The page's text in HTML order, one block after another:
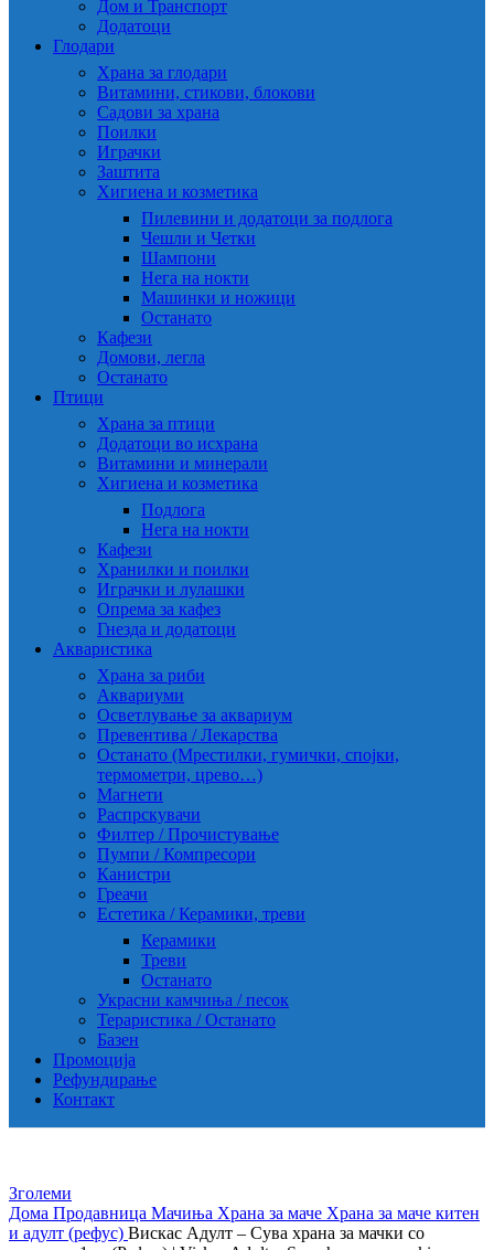
Дом и Транспорт
Додатоци
Глодари
Храна за глодари
Витамини, стикови, блокови
Садови за храна
Поилки
Играчки
Заштита
Хигиена и козметика
Пилевини и додатоци за подлога
Чешли и Четки
Шампони
Нега на нокти
Машинки и ножици
Останато
Кафези
Домови, легла
Останато
Птици
Храна за птици
Додатоци во исхрана
Витамини и минерали
Хигиена и козметика
Подлога
Нега на нокти
Кафези
Хранилки и поилки
Играчки и лулашки
Опрема за кафез
Гнезда и додатоци
Акваристика
Храна за риби
Аквариуми
Осветлување за аквариум
Превентива / Лекарства
Останато (Мрестилки, гумички, спојки,
термометри, црево…)
Магнети
Распрскувачи
Филтер / Прочистување
Пумпи / Компресори
Канистри
Греачи
Естетика / Керамики, треви
Керамики
Треви
Останато
Украсни камчиња / песок
Тераристика / Останато
Базен
Промоција
Рефундирање
Контакт
Зголеми
Дома Продавница Мачиња Храна за маче Храна за маче китен
и адулт (рефус) Вискас Адулт – Сува храна за мачки со